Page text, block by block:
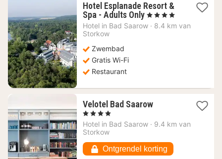
Hotel Esplanade Resort &
Spa - Adults Only 1
nacht
, 4 Sterren
Hotel in Bad Saarow · 8.4 km van
Storkow
Zwembad
Gratis Wi-Fi
Restaurant
Velotel Bad Saarow1
vanaf
, 4 Sterren
Hotel in Bad Saarow · 9.4 km van
Storkow
Ontgrendel korting